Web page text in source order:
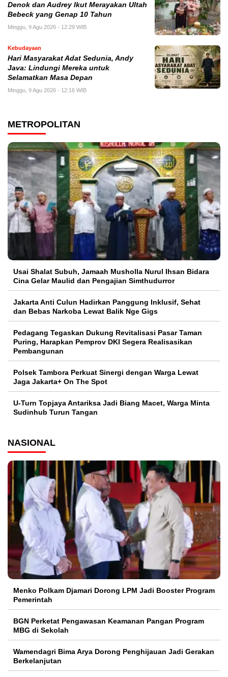
Denok dan Audrey Ikut Merayakan Ultah
Bebeck yang Genap 10 Tahun
Minggu, 9 Agu 2026 - 12:29 WIB
Kebudayaan
Hari Masyarakat Adat Sedunia, Andy
Java: Lindungi Mereka untuk
Selamatkan Masa Depan
Minggu, 9 Agu 2026 - 12:16 WIB
METROPOLITAN
Usai Shalat Subuh, Jamaah Musholla Nurul Ihsan Bidara
Cina Gelar Maulid dan Pengajian Simthudurror
Jakarta Anti Culun Hadirkan Panggung Inklusif, Sehat
dan Bebas Narkoba Lewat Balik Nge Gigs
Pedagang Tegaskan Dukung Revitalisasi Pasar Taman
Puring, Harapkan Pemprov DKI Segera Realisasikan
Pembangunan
Polsek Tambora Perkuat Sinergi dengan Warga Lewat
Jaga Jakarta+ On The Spot
U-Turn Topjaya Antariksa Jadi Biang Macet, Warga Minta
Sudinhub Turun Tangan
NASIONAL
Menko Polkam Djamari Dorong LPM Jadi Booster Program
Pemerintah
BGN Perketat Pengawasan Keamanan Pangan Program
MBG di Sekolah
Wamendagri Bima Arya Dorong Penghijauan Jadi Gerakan
Berkelanjutan